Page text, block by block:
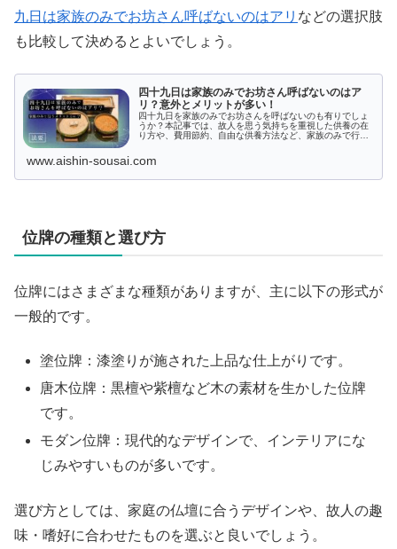
九日は家族のみでお坊さん呼ばないのはアリ などの選択肢
も比較して決めるとよいでしょう。
四十九日は家族のみでお坊さん呼ばないのはア
リ？意外とメリットが多い！
四十九日を家族のみでお坊さんを呼ばないのも有りでしょ
うか？本記事では、故人を思う気持ちを重視した供養の在
り方や、費用節約、自由な供養方法など、家族のみで行う
う大切な時間の過ごし方についても触れています。
www.aishin-sousai.com
位牌の種類と選び方
位牌にはさまざまな種類がありますが、主に以下の形式が
一般的です。
塗位牌：漆塗りが施された上品な仕上がりです。
唐木位牌：黒檀や紫檀など木の素材を生かした位牌
です。
モダン位牌：現代的なデザインで、インテリアにな
じみやすいものが多いです。
選び方としては、家庭の仏壇に合うデザインや、故人の趣
味・嗜好に合わせたものを選ぶと良いでしょう。